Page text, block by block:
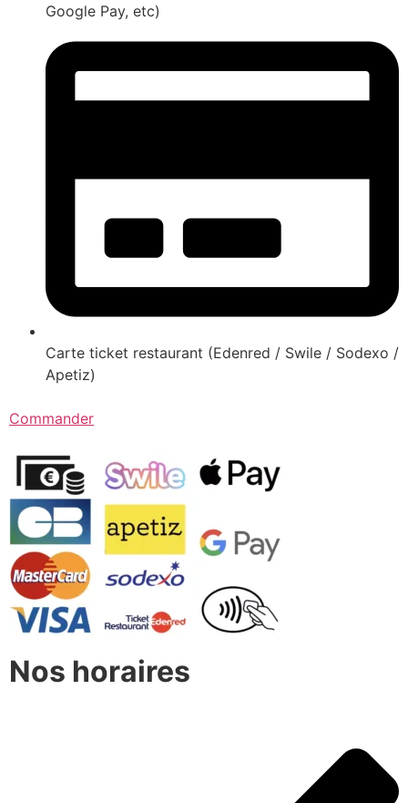
Google Pay, etc)
Carte ticket restaurant (Edenred / Swile / Sodexo /
Apetiz)
Commander
Nos horaires